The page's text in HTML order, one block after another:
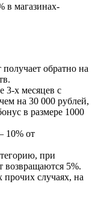
в магазинах-
обратно на
3-х месяцев с
на 30 000 рублей,
в размере 1000
10% от
при
возвращаются 5%.
прочих случаях, на